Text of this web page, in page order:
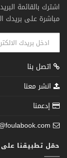
اشترك بالقائمة
مباشرة على بريدك
اتصل بنا
انشر معنا
إدعمنا
حمّل تطبيقنا على